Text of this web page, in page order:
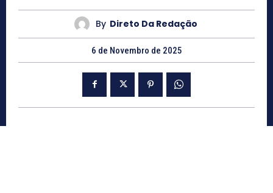
By Direto Da Redação
6 de Novembro de 2025